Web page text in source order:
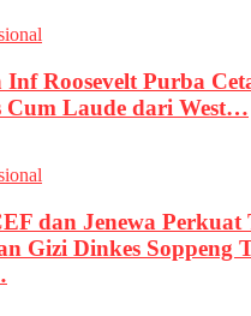
Inf Roosevelt Purba
Cum Laude dari West…
dan Jenewa Perkuat
Gizi Dinkes Soppeng